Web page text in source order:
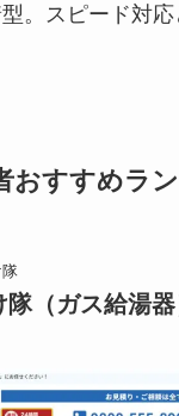
。スピード対
おすすめラ
隊
（ガス給湯器